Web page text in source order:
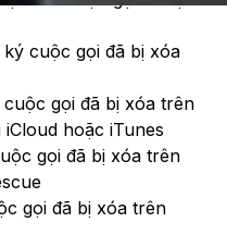
cuộc gọi đã bị xóa
gọi đã bị xóa trên
hoặc iTunes
gọi đã bị xóa trên
gọi đã bị xóa trên